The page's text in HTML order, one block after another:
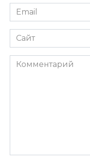
Email
*
Сайт
Комментарий